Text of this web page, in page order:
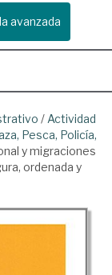
avanzada
/ Actividad
Pesca, Policía,
y migraciones
ordenada y